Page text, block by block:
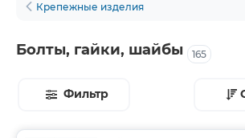
Крепежные изделия
Болты, гайки, шайбы 165
Фильтр